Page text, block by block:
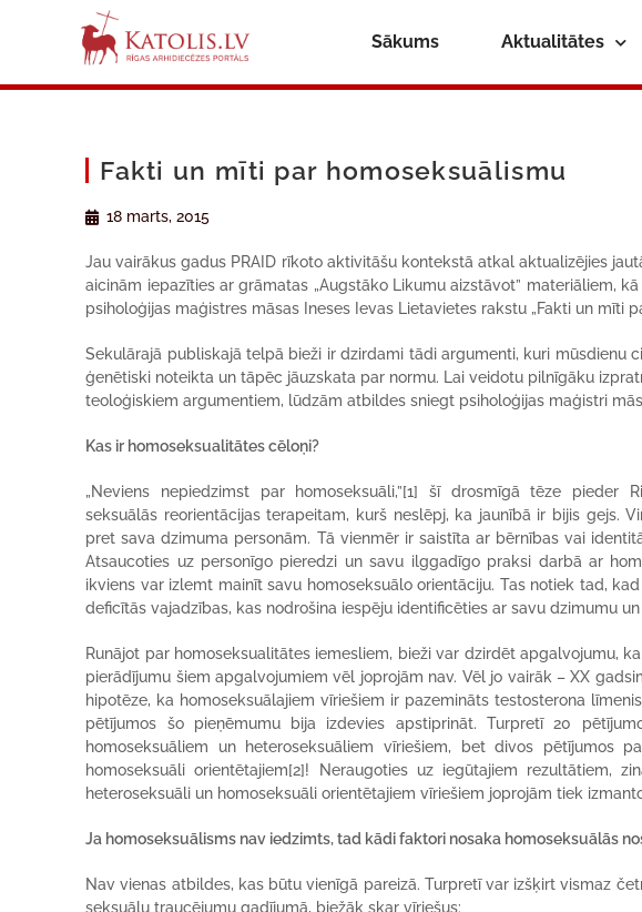
Sākums Aktualitātes
Fakti un mīti par homoseksuālismu
18 marts, 2015
Jau vairākus gadus PRAID rīkoto aktivitāšu kontekstā atkal aktualizējies
aicinām iepazīties ar grāmatas „Augstāko Likumu aizstāvot” materiāliem,
psiholoģijas maģistres māsas Ineses Ievas Lietavietes rakstu „Fakti un mīti
Sekulārajā publiskajā telpā bieži ir dzirdami tādi argumenti, kuri mūsdienu
ģenētiski noteikta un tāpēc jāuzskata par normu. Lai veidotu pilnīgāku
teoloģiskiem argumentiem, lūdzām atbildes sniegt psiholoģijas maģistri
Kas ir homoseksualitātes cēloņi?
„Neviens nepiedzimst par homoseksuāli,”[1] šī drosmīgā tēze pieder
seksuālās reorientācijas terapeitam, kurš neslēpj, ka jaunībā ir bijis gejs.
pret sava dzimuma personām. Tā vienmēr ir saistīta ar bērnības vai
Atsaucoties uz personīgo pieredzi un savu ilggadīgo praksi darbā ar
ikviens var izlemt mainīt savu homoseksuālo orientāciju. Tas notiek tad,
deficītās vajadzības, kas nodrošina iespēju identificēties ar savu dzimumu
Runājot par homoseksualitātes iemesliem, bieži var dzirdēt apgalvojumu,
pierādījumu šiem apgalvojumiem vēl joprojām nav. Vēl jo vairāk – XX
hipotēze, ka homoseksuālajiem vīriešiem ir pazemināts testosterona
pētījumos šo pieņēmumu bija izdevies apstiprināt. Turpretī 20
homoseksuāliem un heteroseksuāliem vīriešiem, bet divos pētījumos
homoseksuāli orientētajiem[2]! Neraugoties uz iegūtajiem rezultātiem,
heteroseksuāli un homoseksuāli orientētajiem vīriešiem joprojām tiek
Ja homoseksuālisms nav iedzimts, tad kādi faktori nosaka homoseksuālās
Nav vienas atbildes, kas būtu vienīgā pareizā. Turpretī var izšķirt vismaz
seksuālu traucējumu gadījumā, biežāk skar vīriešus: